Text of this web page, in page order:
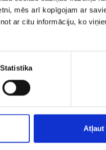
mēs arī kopīgojam ar
ar citu informāciju, ko
Statistika
Atļaut
293-3453
2.00€ 5.00